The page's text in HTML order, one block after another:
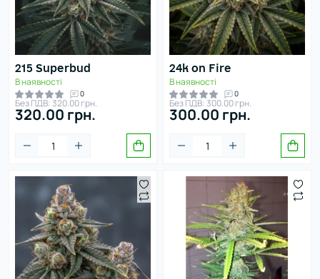
215 Superbud
В наявності
0
Без ПДВ: 320.00 грн.
320.00 грн.
24k on Fire
В наявності
0
Без ПДВ: 300.00 грн.
300.00 грн.